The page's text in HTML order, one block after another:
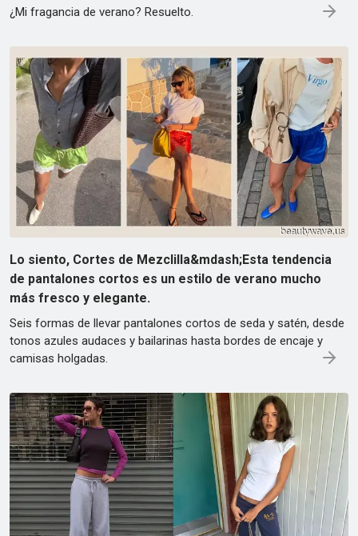
¿Mi fragancia de verano? Resuelto.
Lo siento, Cortes de Mezclilla&mdash;Esta tendencia
de pantalones cortos es un estilo de verano mucho
más fresco y elegante.
Seis formas de llevar pantalones cortos de seda y satén, desde
tonos azules audaces y bailarinas hasta bordes de encaje y
camisas holgadas.